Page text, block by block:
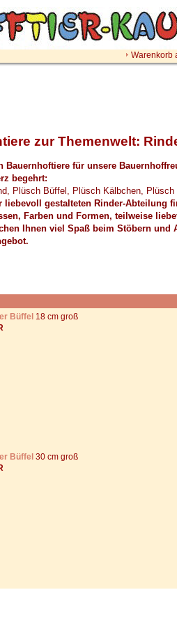
Warenkorb
zur Themenwelt:
Bauernhoftiere für unsere
begehrt:
Plüsch Büffel, Plüsch Kälbchen,
liebevoll gestalteten Rinder-Abteilung
Farben und Formen, teilweise
Ihnen viel Spaß beim Stöbern
Büffel 18 cm groß
Büffel 30 cm groß